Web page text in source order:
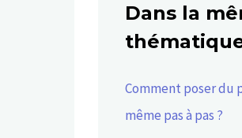
Dans la
Comment poser
même pas à pas ?